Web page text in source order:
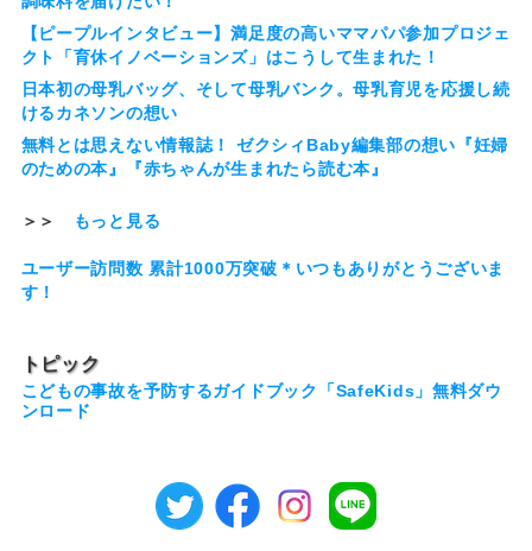
【ピープルインタビュー】満足度の高いママパパ参加プロジェ
クト「育休イノベーションズ」はこうして生まれた！
日本初の母乳バッグ、そして母乳バンク。母乳育児を応援し続
けるカネソンの想い
無料とは思えない情報誌！ ゼクシィBaby編集部の想い『妊婦
のための本』『赤ちゃんが生まれたら読む本』
＞＞ もっと見る
ユーザー訪問数 累計1000万突破＊いつもありがとうございま
す！
トピック
こどもの事故を予防するガイドブック「SafeKids」無料ダウ
ンロード